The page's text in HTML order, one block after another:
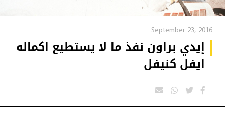
September 23, 2016
إيدي براون نفذ ما لا يستطيع اكماله
ايفل كنيفل